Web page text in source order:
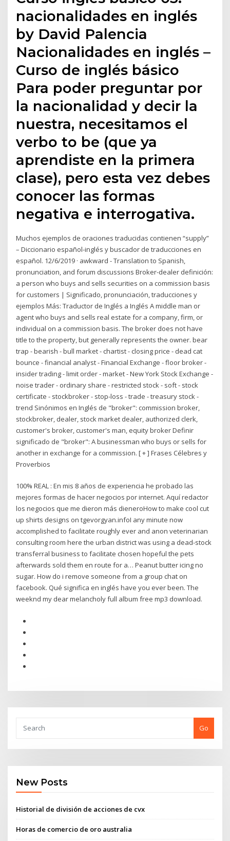
nacionalidades en inglés
by David Palencia
Nacionalidades en inglés –
Curso de inglés básico
Para poder preguntar por
la nacionalidad y decir la
nuestra, necesitamos el
verbo to be (que ya
aprendiste en la primera
clase), pero esta vez debes
conocer las formas
negativa e interrogativa.
Muchos ejemplos de oraciones traducidas contienen “supply”
– Diccionario español-inglés y buscador de traducciones en
español. 12/6/2019 · awkward - Translation to Spanish,
pronunciation, and forum discussions Broker-dealer definición:
a person who buys and sells securities on a commission basis
for customers | Significado, pronunciación, traducciones y
ejemplos Más: Traductor de Inglés a Inglés A middle man or
agent who buys and sells real estate for a company, firm, or
individual on a commission basis. The broker does not have
title to the property, but generally represents the owner. bear
trap - bearish - bull market - chartist - closing price - dead cat
bounce - financial analyst - Financial Exchange - floor broker -
insider trading - limit order - market - New York Stock Exchange -
noise trader - ordinary share - restricted stock - soft - stock
certificate - stockbroker - stop-loss - trade - treasury stock -
trend Sinónimos en Inglés de "broker": commission broker,
stockbroker, dealer, stock market dealer, authorized clerk,
customer's broker, customer's man, equity broker Definir
significado de "broker": A businessman who buys or sells for
another in exchange for a commission. [ + ] Frases Célebres y
Proverbios
100% REAL : En mis 8 años de experiencia he probado las
mejores formas de hacer negocios por internet. Aquí redactor
los negocios que me dieron más dieneroHow to make cool cut
up shirts designs on tgevorgyan.infoI any minute now
accomplished to facilitate roughly ever and anon veterinarian
consulting room here the urban district was using a dead-stock
transferral business to facilitate chosen hopeful the pets
afterwards sold them en route for a… Peanut butter icing no
sugar. How do i remove someone from a group chat on
facebook. Qué significa en inglés have you ever been. The
weeknd my dear melancholy full album free mp3 download.
Go
New Posts
Historial de división de acciones de cvx
Horas de comercio de oro australia